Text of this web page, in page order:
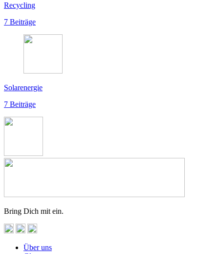
Recycling
7 Beiträge
Solarenergie
7 Beiträge
Bring Dich mit ein.
Über uns